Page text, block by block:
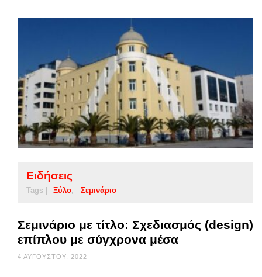
Ειδήσεις
Tags | Ξύλο Σεμινάριο
Σεμινάριο με τίτλο: Σχεδιασμός (design)
επίπλου με σύγχρονα μέσα
4 ΑΥΓΟΎΣΤΟΥ, 2022